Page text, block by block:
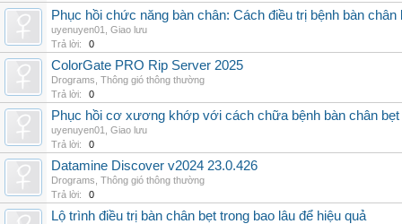
Phục hồi chức năng bàn chân: Cách điều trị bệnh bàn chân
uyenuyen01
Giao lưu
Trả lời:
0
ColorGate PRO Rip Server 2025
Drograms Thông gió thông thường
Trả lời:
0
Phục hồi cơ xương khớp với cách chữa bệnh bàn chân bẹt
uyenuyen01
Giao lưu
Trả lời:
0
Datamine Discover v2024 23.0.426
Drograms Thông gió thông thường
Trả lời:
0
Lộ trình điều trị bàn chân bẹt trong bao lâu để hiệu quả